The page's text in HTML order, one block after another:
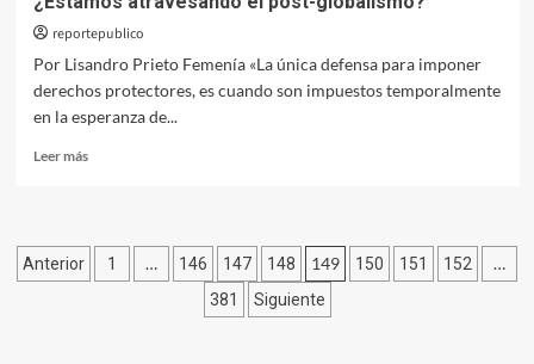
reportepublico
Por Lisandro Prieto Femenía «La única defensa para imponer
derechos protectores, es cuando son impuestos temporalmente
en la esperanza de...
Leer másLeer
atravesando
post-
Paginación
Anterior 1 … 146 147 148 149 150 151 152 …
381 Siguiente